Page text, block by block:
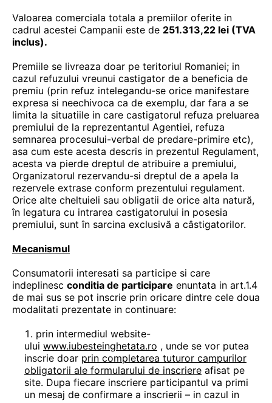
Valoarea comerciala totala a premiilor oferite in
cadrul acestei Campanii este de 251.313,22 lei (TVA
inclus).
Premiile se livreaza doar pe teritoriul Romaniei; in
cazul refuzului vreunui castigator de a beneficia de
premiu (prin refuz intelegandu-se orice manifestare
expresa si neechivoca ca de exemplu, dar fara a se
limita la situatiile in care castigatorul refuza preluarea
premiului de la reprezentantul Agentiei, refuza
semnarea procesului-verbal de predare-primire etc),
asa cum este acesta descris in prezentul Regulament,
acesta va pierde dreptul de atribuire a premiului,
Organizatorul rezervandu-si dreptul de a apela la
rezervele extrase conform prezentului regulament.
Orice alte cheltuieli sau obligatii de orice alta natură,
în legatura cu intrarea castigatorului in posesia
premiului, sunt în sarcina exclusivă a câstigatorilor.
Mecanismul
Consumatorii interesati sa participe si care
indeplinesc conditia de participare enuntata in art.1.4
de mai sus se pot inscrie prin oricare dintre cele doua
modalitati prezentate in continuare:
prin intermediul website-
ului www.iubesteinghetata.ro , unde se vor putea
inscrie doar prin completarea tuturor campurilor
obligatorii ale formularului de inscriere afisat pe
site. Dupa fiecare inscriere participantul va primi
un mesaj de confirmare a inscrierii – in cazul in